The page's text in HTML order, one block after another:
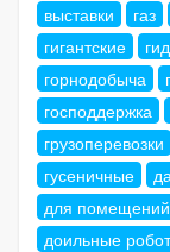
выставки
газ
гигантские
горнодобыча
господдержка
грузоперевозки
гусеничные
для помещений
доильные